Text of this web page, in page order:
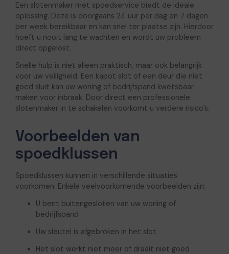
Een slotenmaker met spoedservice biedt de ideale
oplossing. Deze is doorgaans 24 uur per dag en 7 dagen
per week bereikbaar en kan snel ter plaatse zijn. Hierdoor
hoeft u nooit lang te wachten en wordt uw probleem
direct opgelost.
Snelle hulp is niet alleen praktisch, maar ook belangrijk
voor uw veiligheid. Een kapot slot of een deur die niet
goed sluit kan uw woning of bedrijfspand kwetsbaar
maken voor inbraak. Door direct een professionele
slotenmaker in te schakelen voorkomt u verdere risico’s.
Voorbeelden van
spoedklussen
Spoedklussen kunnen in verschillende situaties
voorkomen. Enkele veelvoorkomende voorbeelden zijn:
U bent buitengesloten van uw woning of
bedrijfspand
Uw sleutel is afgebroken in het slot
Het slot werkt niet meer of draait niet goed